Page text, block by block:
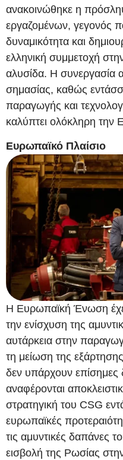
ανακοινώθηκε η
εργαζομένων, γεγονός
δυναμικότητα και
ελληνική συμμετοχή
αλυσίδα. Η συνεργασία
σημασίας, καθώς
παραγωγής και
καλύπτει ολόκληρη την
Ευρωπαϊκό Πλαίσιο
Η Ευρωπαϊκή Ένωση
την ενίσχυση της
αυτάρκεια στην
τη μείωση της
δεν υπάρχουν
αναφέρονται
στρατηγική του CSG
ευρωπαϊκές
τις αμυντικές δαπάνες
εισβολή της Ρωσίας